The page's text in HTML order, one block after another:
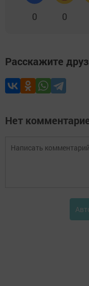
0 0
Расскажите
Нет